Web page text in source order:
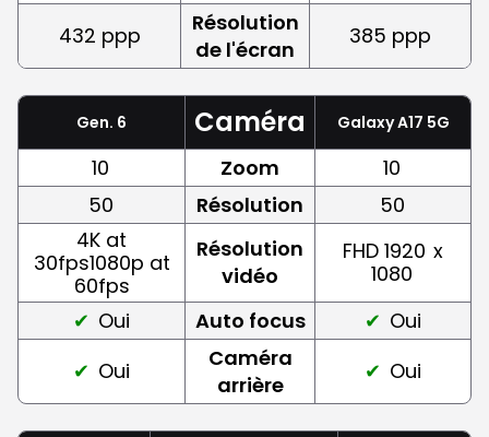
432 ppp
Résolution
de l'écran
385 ppp
Gen. 6 Caméra Galaxy A17 5G
10 Zoom
10
50
Résolution
50
4K at
30fps1080p at
60fps
Résolution
vidéo
FHD 1920 x
1080
Oui
Auto focus
Oui
Oui
Caméra
arrière
Oui